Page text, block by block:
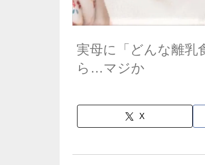
実母に「どんな離乳
ら…マジか
X